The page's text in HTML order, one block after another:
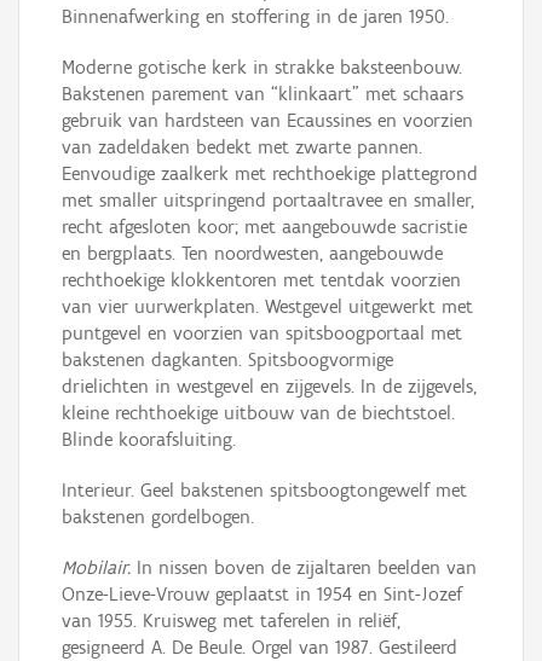
Binnenafwerking en stoffering in de jaren 1950.
Moderne gotische kerk in strakke baksteenbouw.
Bakstenen parement van “klinkaart” met schaars
gebruik van hardsteen van Ecaussines en voorzien
van zadeldaken bedekt met zwarte pannen.
Eenvoudige zaalkerk met rechthoekige plattegrond
met smaller uitspringend portaaltravee en smaller,
recht afgesloten koor; met aangebouwde sacristie
en bergplaats. Ten noordwesten, aangebouwde
rechthoekige klokkentoren met tentdak voorzien
van vier uurwerkplaten. Westgevel uitgewerkt met
puntgevel en voorzien van spitsboogportaal met
bakstenen dagkanten. Spitsboogvormige
drielichten in westgevel en zijgevels. In de zijgevels,
kleine rechthoekige uitbouw van de biechtstoel.
Blinde koorafsluiting.
Interieur. Geel bakstenen spitsboogtongewelf met
bakstenen gordelbogen.
Mobilair. In nissen boven de zijaltaren beelden van
Onze-Lieve-Vrouw geplaatst in 1954 en Sint-Jozef
van 1955. Kruisweg met taferelen in reliëf,
gesigneerd A. De Beule. Orgel van 1987. Gestileerd